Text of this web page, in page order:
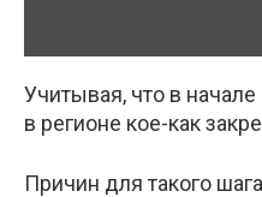
Учитывая, что в
в регионе кое-как
Причин для такого